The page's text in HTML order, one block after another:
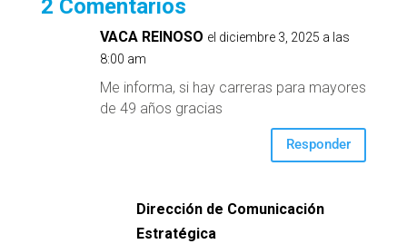
2 Comentarios
VACA REINOSO el diciembre 3, 2025 a las
8:00 am
Me informa, si hay carreras para mayores
de 49 años gracias
Responder
Dirección de Comunicación
Estratégica